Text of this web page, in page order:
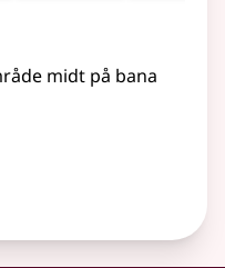
midt på bana